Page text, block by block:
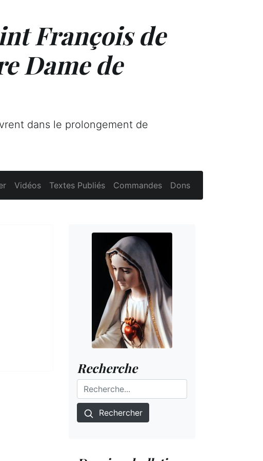
François de
Dame de
dans le prolongement de
Vidéos Textes Publiés Commandes Dons
Recherche
Rechercher